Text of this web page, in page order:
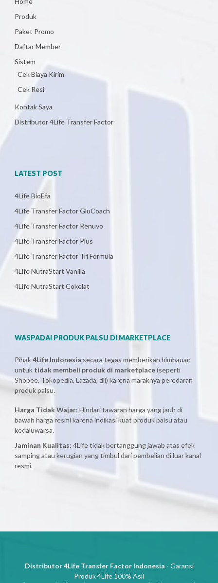
Produk
Paket Promo
Daftar Member
Sistem
Cek Biaya Kirim
Cek Resi
Kontak Saya
Distributor 4Life Transfer Factor
LATEST POST
4Life BioEfa
4Life Transfer Factor GluCoach
4Life Transfer Factor Renuvo
4Life Transfer Factor Plus
4Life Transfer Factor Tri Formula
4Life NutraStart Vanilla
4Life NutraStart Cokelat
WASPADAI PRODUK PALSU DI MARKETPLACE
Pihak4Life Indonesia secara tegas memberikan himbauan
untuk tidak membeli produk di marketplace(seperti
Shopee, Tokopedia, Lazada, dll) karena maraknya peredaran
produk palsu.
Harga Tidak Wajar: Hindari tawaran harga yang jauh di
bawah harga resmi karena indikasi kuat produk palsu atau
kedaluwarsa.
Jaminan Kualitas: 4Life tidak bertanggung jawab atas efek
samping atau kerugian yang timbul dari pembelian di luar kanal
resmi.
Distributor 4Life Transfer Factor Indonesia - Garansi
Produk 4Life 100% Asli